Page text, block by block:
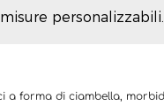
personalizzabili.
a forma di ciambella,